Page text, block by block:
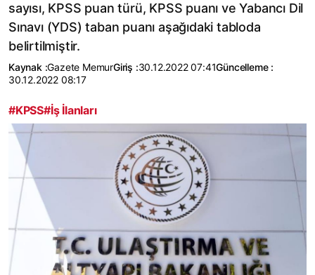
sayısı, KPSS puan türü, KPSS puanı ve Yabancı Dil
Sınavı (YDS) taban puanı aşağıdaki tabloda
belirtilmiştir.
Kaynak :Gazete MemurGiriş :30.12.2022 07:41Güncelleme :
30.12.2022 08:17
#KPSS#İş İlanları